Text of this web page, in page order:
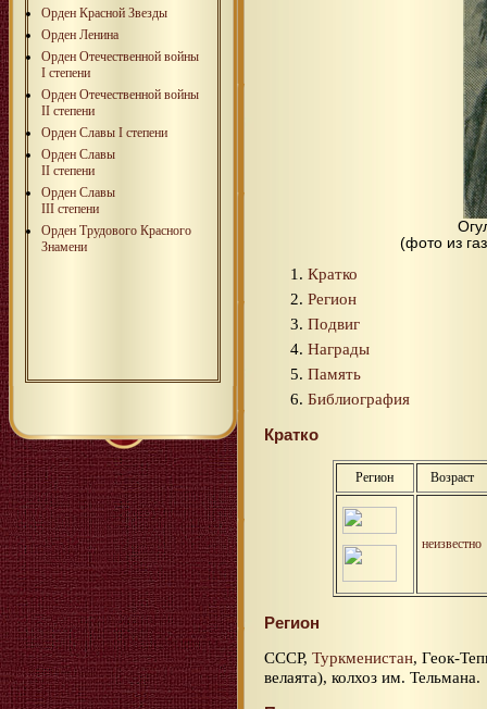
Орден Красной Звезды
Орден Ленина
Орден Отечественной войны
I степени
Орден Отечественной войны
II степени
Орден Славы I степени
Орден Славы
II степени
Орден Славы
III степени
Орден Трудового Красного
Знамени
(фото из
Кратко
Регион
Подвиг
Награды
Память
Библиография
Кратко
Регион Возраст
неизвестно
Регион
СССР, Туркменистан, Геок-
велаята), колхоз им. Тельмана.